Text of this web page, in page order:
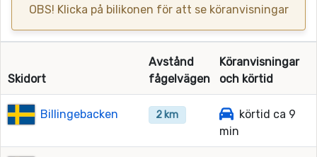
OBS! Klicka på bilikonen för att se köranvisningar
Skidort
Avstånd
fågelvägen
Köranvisningar
och körtid
Billingebacken 2 km
körtid ca 9
min